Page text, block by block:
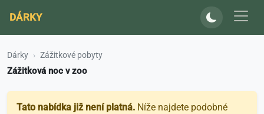
DÁRKY
Dárky Zážitkové pobyty
Zážitková noc v zoo
Tato nabídka již není platná. Níže najdete podobné